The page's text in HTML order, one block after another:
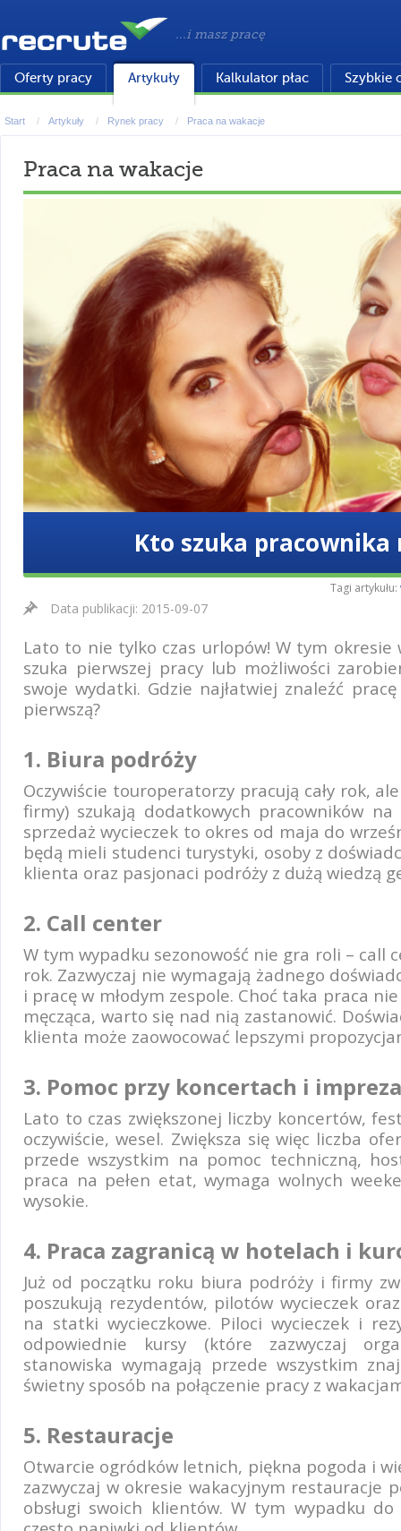
...i masz pracę
Oferty pracy Artykuły Kalkulator płac Szybkie
Start Artykuły Rynek pracy Praca na wakacje
Praca na wakacje
Kto szuka pracownika
Tagi artykułu:
Data publikacji: 2015-09-07
Lato to nie tylko czas urlopów! W tym
szuka pierwszej pracy lub możliwości
swoje wydatki. Gdzie najłatwiej znaleźć
pierwszą?
1. Biura podróży
Oczywiście touroperatorzy pracują cały rok,
firmy) szukają dodatkowych pracowników na
sprzedaż wycieczek to okres od maja do
będą mieli studenci turystyki, osoby z
klienta oraz pasjonaci podróży z dużą wiedzą
2. Call center
W tym wypadku sezonowość nie gra roli – call
rok. Zazwyczaj nie wymagają żadnego
i pracę w młodym zespole. Choć taka praca
męcząca, warto się nad nią zastanowić.
klienta może zaowocować lepszymi
3. Pomoc przy koncertach i
Lato to czas zwiększonej liczby koncertów,
oczywiście, wesel. Zwiększa się więc liczba
przede wszystkim na pomoc techniczną,
praca na pełen etat, wymaga wolnych
wysokie.
4. Praca zagranicą w hotelach i
Już od początku roku biura podróży i firmy
poszukują rezydentów, pilotów wycieczek
na statki wycieczkowe. Piloci wycieczek i
odpowiednie kursy (które zazwyczaj
stanowiska wymagają przede wszystkim
świetny sposób na połączenie pracy z
5. Restauracje
Otwarcie ogródków letnich, piękna pogoda i
zazwyczaj w okresie wakacyjnym restauracje
obsługi swoich klientów. W tym wypadku